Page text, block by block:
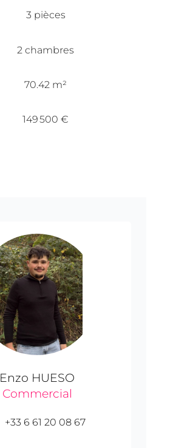
3 pièces
2 chambres
70.42 m²
149 500 €
Enzo HUESO
Commercial
+33 6 61 20 08 67